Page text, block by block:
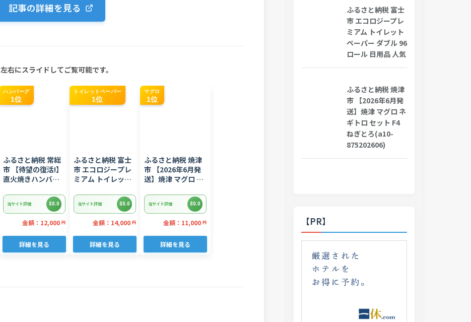
記事の詳細を見る
左右にスライドしてご覧可能です。
ハンバーグ
1位
ふるさと納税 常総
市 【待望の復活!】
直火焼きハンバー
ス 3kg 22個入り
当サイト評価 80.0
金額：12,000 円
詳細を見る
トイレットペーパー
1位
ふるさと納税 富士
市 エコロジープレ
ミアム トイレット
ロール 日用品 人気
当サイト評価 80.0
金額：14,000 円
詳細を見る
マグロ
1位
ふるさと納税 焼津
市 【2026年6月発
送】焼津 マグロ ネ
ぎとろ(a10-
875202606)
当サイト評価 80.0
金額：11,000 円
詳細を見る
ふるさと納税 富士
市 エコロジープレ
ミアム トイレット
ペーパー ダブル 96
ロール 日用品 人気
ふるさと納税 焼津
市 【2026年6月発
送】焼津 マグロ ネ
ギトロ セット F4
ねぎとろ(a10-
875202606)
【PR】